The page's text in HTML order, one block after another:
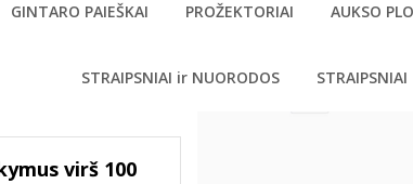
GINTARO PAIEŠKAI PROŽEKTORIAI AUKSO
STRAIPSNIAI ir NUORODOS STRAIPSNIAI
virš 100